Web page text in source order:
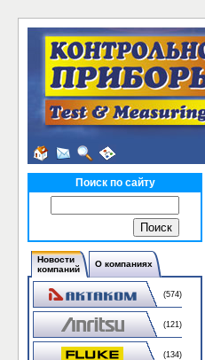
Поиск по сайту
Новости
компаний
О компаниях
(574)
(121)
(134)